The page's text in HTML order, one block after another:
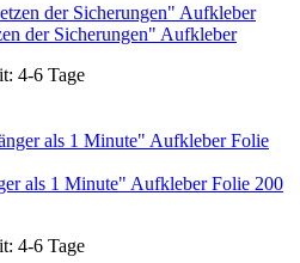
der Sicherungen" Aufkleber
4-6 Tage
als 1 Minute" Aufkleber Folie 200
4-6 Tage